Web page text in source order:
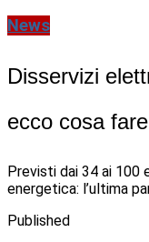
News
Disservizi
ecco cosa
Previsti dai 34 ai 100
energetica: l’ultima
Published